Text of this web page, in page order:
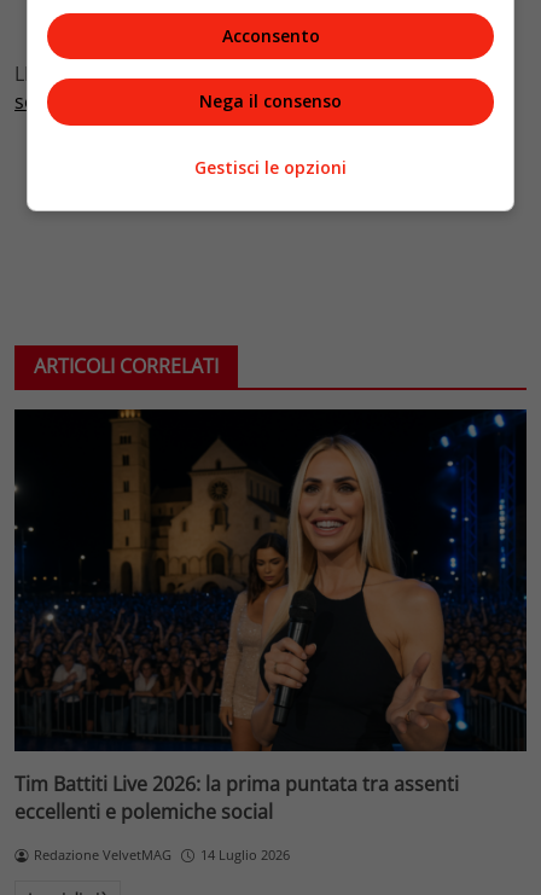
LEGGI ANCHE:Le canzoni più ascoltate del 2021
secondo Apple Music
ARTICOLI CORRELATI
Tim Battiti Live 2026: la prima puntata tra assenti
eccellenti e polemiche social
Redazione VelvetMAG 14 Luglio 2026
Acconsento
Nega il consenso
Gestisci le opzioni